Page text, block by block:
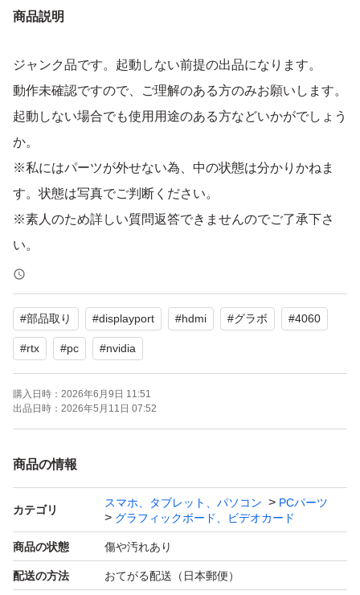
商品説明
ジャンク品です。起動しない前提の出品になります。
動作未確認ですので、ご理解のある方のみお願いします。
起動しない場合でも使用用途のある方などいかがでしょう
か。
※私にはパーツが外せない為、中の状態は分かりかねま
す。状態は写真でご判断ください。
※素人のため詳しい質問返答できませんのでご了承下さ
い。
※ジャンク品ですので、ご理解ある方のみご購入下さい。
NC・NR
ギャンブル的な購入はお勧めしておりませんのであしから
ず。
内容
適さない文言がありましたら、修正いたします。
よろしくお願い致します。
#部品取り #displayport #hdmi #グラボ #4060
#rtx #pc #nvidia
購入日時： 2026年6月9日 11:51
出品日時： 2026年5月11日 07:52
商品の情報
カテゴリ
スマホ、タブレット、パソコン
PCパーツ
グラフィックボード、ビデオカード
商品の状態 傷や汚れあり
配送の方法 おてがる配送（日本郵便）